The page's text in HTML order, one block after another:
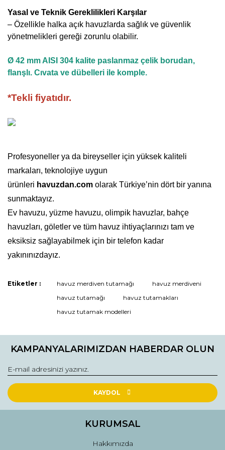
Yasal ve Teknik Gereklilikleri Karşılar
– Özellikle halka açık havuzlarda sağlık ve güvenlik
yönetmelikleri gereği zorunlu olabilir.
Ø 42 mm AISI 304 kalite paslanmaz çelik borudan,
flanşlı. Cıvata ve dübelleri ile komple.
*Tekli fiyatıdır.
Profesyoneller ya da bireyseller için yüksek kaliteli
markaları, teknolojiye uygun
ürünleri havuzdan.com olarak Türkiye’nin dört bir yanına
sunmaktayız.
Ev havuzu, yüzme havuzu, olimpik havuzlar, bahçe
havuzları, göletler ve tüm havuz ihtiyaçlarınızı tam ve
eksiksiz sağlayabilmek için bir telefon kadar
yakınınızdayız.
Bu ürüne ilk yorumu siz yapın!
Etiketler : havuz merdiven tutamağı
havuz merdiveni
havuz tutamağı
havuz tutamakları
havuz tutamak modelleri
KAMPANYALARIMIZDAN HABERDAR OLUN
KAYDOL
KURUMSAL
Hakkımızda